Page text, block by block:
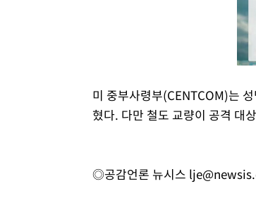
미 중부사령부(CENTCOM)는
혔다. 다만 철도 교량이 공격 대
◎공감언론 뉴시스